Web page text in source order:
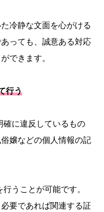
冷静な文面を心がける
っても、誠意ある対応
できます。
行う
確に違反しているもの
嬢などの個人情報の記
うことが可能です。
要であれば関連する証